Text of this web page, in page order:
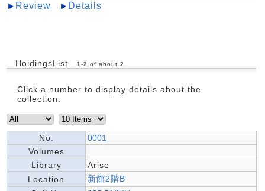
Review Details
HoldingsList 1-2 of about 2
Click a number to display details about the
collection.
No.
0001
Volumes
Library
Arise
Location
新館2階B